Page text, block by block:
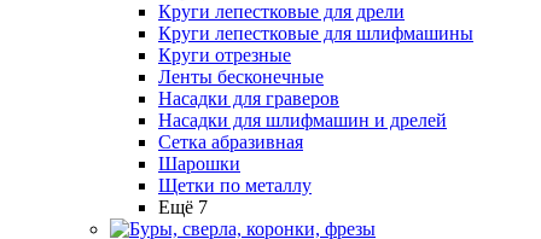
Круги лепестковые для дрели
Круги лепестковые для шлифмашины
Круги отрезные
Ленты бесконечные
Насадки для граверов
Насадки для шлифмашин и дрелей
Сетка абразивная
Шарошки
Щетки по металлу
Ещё 7